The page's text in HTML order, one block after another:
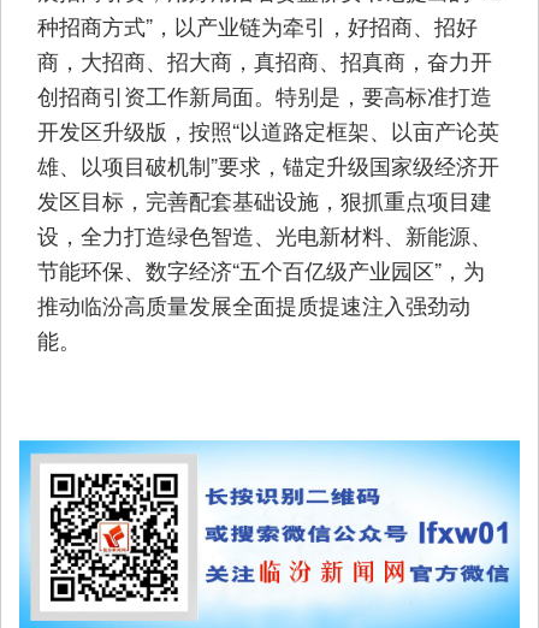
种招商方式”，以产业链为牵引，好招商、招好
商，大招商、招大商，真招商、招真商，奋力开
创招商引资工作新局面。特别是，要高标准打造
开发区升级版，按照“以道路定框架、以亩产论英
雄、以项目破机制”要求，锚定升级国家级经济开
发区目标，完善配套基础设施，狠抓重点项目建
设，全力打造绿色智造、光电新材料、新能源、
节能环保、数字经济“五个百亿级产业园区”，为
推动临汾高质量发展全面提质提速注入强劲动
能。